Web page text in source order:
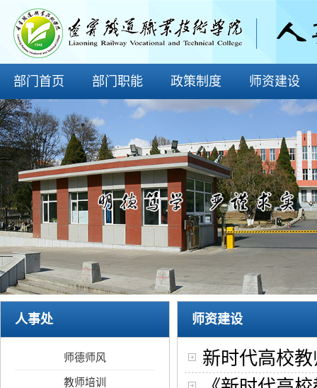
部门首页 部门职能 政策制度 师资建设
人事处
师德师风
教师培训
师资建设
新时代高校